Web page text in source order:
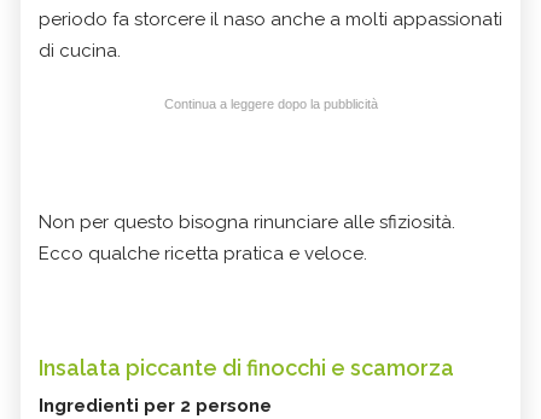
periodo fa storcere il naso anche a molti appassionati
di cucina.
Continua a leggere dopo la pubblicità
Non per questo bisogna rinunciare alle sfiziosità.
Ecco qualche ricetta pratica e veloce.
Insalata piccante di finocchi e scamorza
Ingredienti per 2 persone